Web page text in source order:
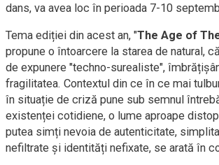
dans, va avea loc în perioada 7-10
Tema ediției din acest an, "The Age of
propune o întoarcere la starea de natural,
de expunere "techno-surealiste",
fragilitatea. Contextul din ce în ce mai
în situație de criză pune sub semnul
existenței cotidiene, o lume aproape
putea simți nevoia de autenticitate,
nefiltrate și identități nefixate, se arată în